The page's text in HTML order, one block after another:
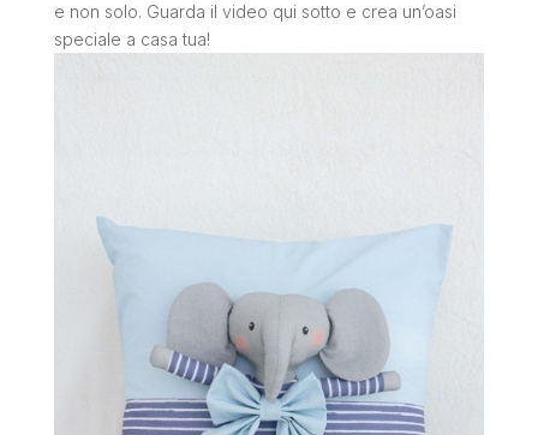
e non solo. Guarda il video qui sotto e crea un’oasi
speciale a casa tua!